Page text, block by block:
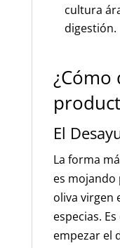
cultura
digestión.
El
La forma
es mojando
oliva virgen
especias.
empezar el